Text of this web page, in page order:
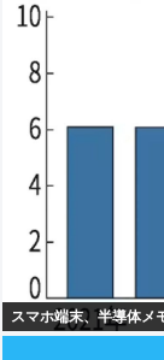
スマホ端末、半導体メ